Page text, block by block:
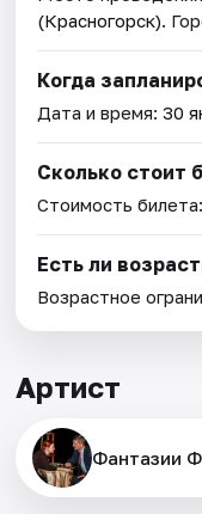
(Красногорск).
Когда
Дата и время:30
Сколько стоит
Стоимость
Есть ли
Возрастное
Артист
Фантазии